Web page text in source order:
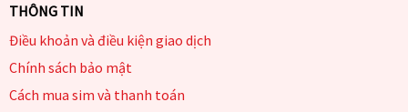
THÔNG TIN
Điều khoản và điều kiện giao dịch
Chính sách bảo mật
Cách mua sim và thanh toán